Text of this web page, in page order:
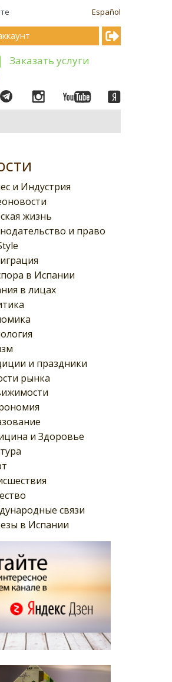
Español
Заказать услуги
и Индустрия
жизнь
и право
в Испании
в лицах
и праздники
рынка
и Здоровье
связи
в Испании